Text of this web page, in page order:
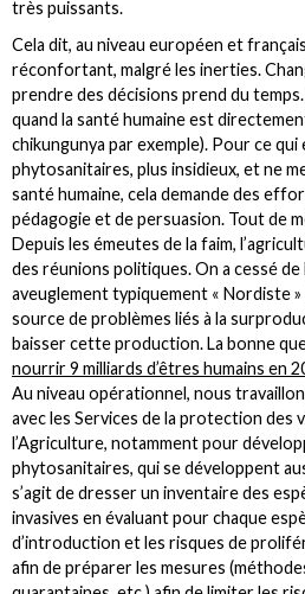
très puissants.
Cela dit, au niveau européen et
réconfortant, malgré les inerties.
prendre des décisions prend du
quand la santé humaine est
chikungunya par exemple). Pour ce qui
phytosanitaires, plus insidieux, et ne
santé humaine, cela demande des
pédagogie et de persuasion. Tout de
Depuis les émeutes de la faim,
des réunions politiques. On a cessé de
aveuglement typiquement « Nordiste »
source de problèmes liés à la
baisser cette production. La bonne
nourrir 9 milliards d’êtres humains en
Au niveau opérationnel, nous
avec les Services de la protection des
l’Agriculture, notamment pour
phytosanitaires, qui se développent
s’agit de dresser un inventaire des
invasives en évaluant pour chaque
d’introduction et les risques de
afin de préparer les mesures